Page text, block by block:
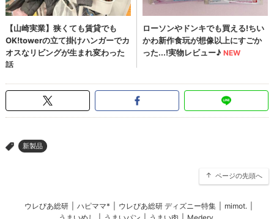
> 新製品
ページの先頭へ
ウレぴあ総研 ハピママ* ウレぴあ総研 ディズニー特集 mimot.